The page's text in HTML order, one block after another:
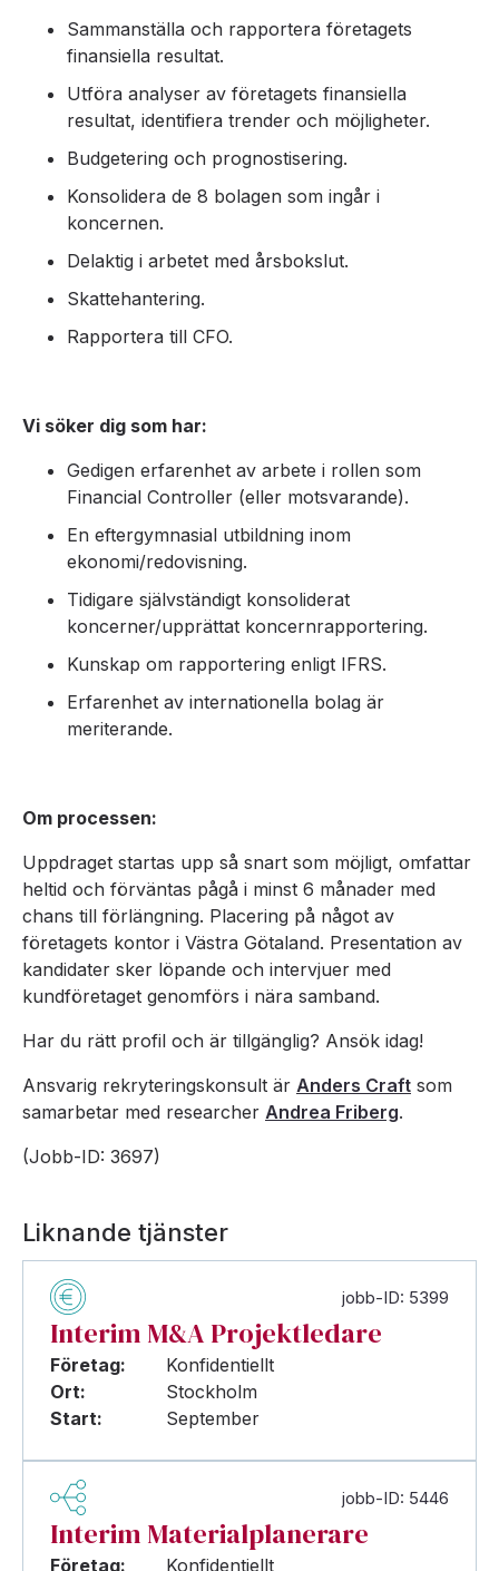
Sammanställa och rapportera företagets
finansiella resultat.
Utföra analyser av företagets finansiella
resultat, identifiera trender och möjligheter.
Budgetering och prognostisering.
Konsolidera de 8 bolagen som ingår i
koncernen.
Delaktig i arbetet med årsbokslut.
Skattehantering.
Rapportera till CFO.
Vi söker dig som har:
Gedigen erfarenhet av arbete i rollen som
Financial Controller (eller motsvarande).
En eftergymnasial utbildning inom
ekonomi/redovisning.
Tidigare självständigt konsoliderat
koncerner/upprättat koncernrapportering.
Kunskap om rapportering enligt IFRS.
Erfarenhet av internationella bolag är
meriterande.
Om processen:
Uppdraget startas upp så snart som möjligt, omfattar
heltid och förväntas pågå i minst 6 månader med
chans till förlängning. Placering på något av
företagets kontor i Västra Götaland. Presentation av
kandidater sker löpande och intervjuer med
kundföretaget genomförs i nära samband.
Har du rätt profil och är tillgänglig? Ansök idag!
Ansvarig rekryteringskonsult är Anders Craft som
samarbetar med researcher Andrea Friberg.
(Jobb-ID: 3697)
Liknande tjänster
jobb-ID: 5399
Interim M&A Projektledare
Företag:
Konfidentiellt
Ort:
Stockholm
Start:
September
jobb-ID: 5446
Interim Materialplanerare
Företag:
Konfidentiellt